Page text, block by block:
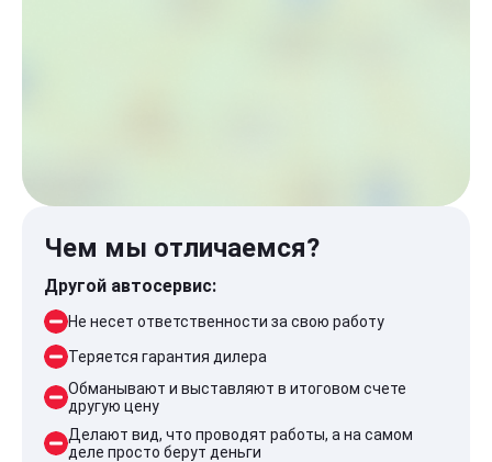
Чем мы отличаемся?
Другой автосервис:
Не несет ответственности за свою работу
Теряется гарантия дилера
Обманывают и выставляют в итоговом счете
другую цену
Делают вид, что проводят работы, а на самом
деле просто берут деньги